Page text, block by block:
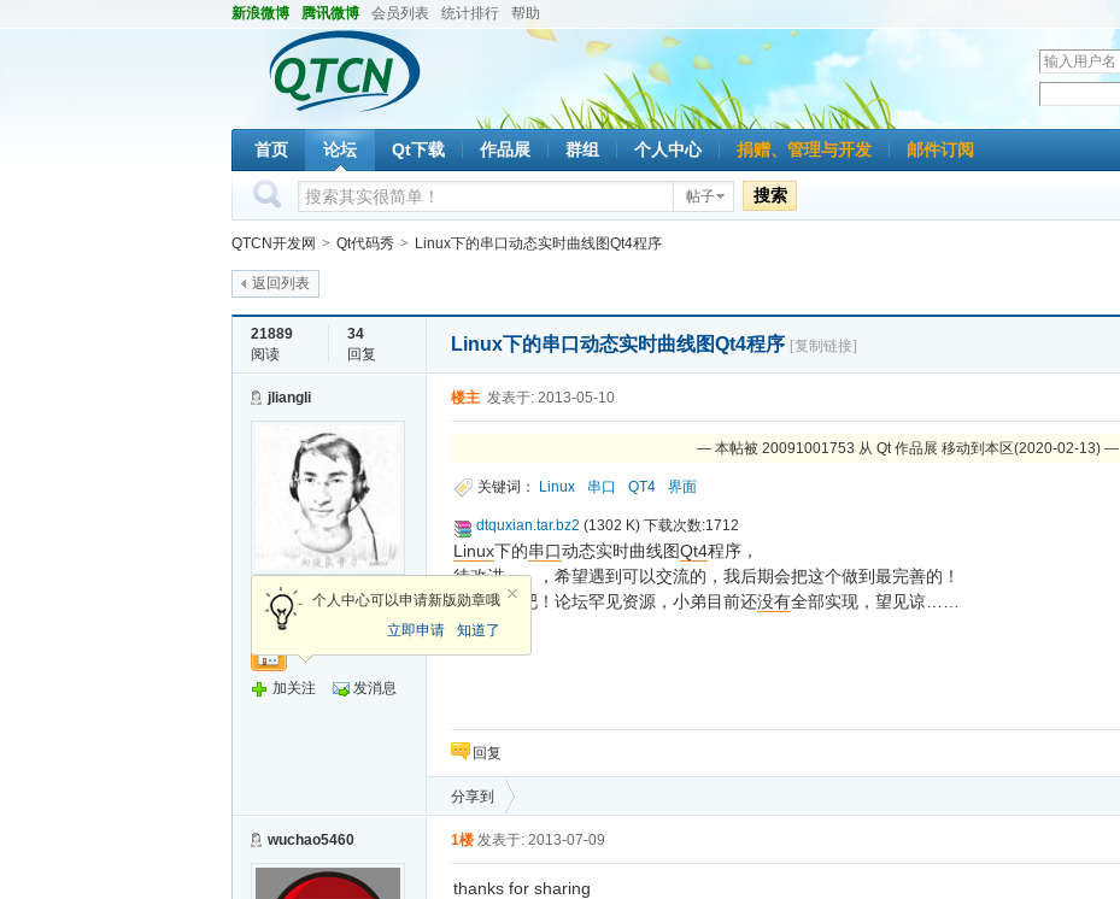
新浪微博 腾讯微博 会员列表 统计排行 帮助
用
户
名
首页 论坛 Qt下载 作品展 群组 个人中心 捐赠、管理与开发 邮件订阅
帖子 搜索
QTCN开发网 > Qt代码秀 > Linux下的串口动态实时曲线图Qt4程序
返回列表
21889
阅读
34
回复
Linux下的串口动态实时曲线图Qt4程序 [复制链接]
jliangli
新手上路
个人中心可以申请新版勋章哦
立即申请
知道了
加关注 发消息
楼主 发表于: 2013-05-10
— 本帖被 20091001753 从 Qt 作品展 移动到本区(2020-02-13) —
关键词： Linux 串口 QT4 界面
dtquxian.tar.bz2 (1302 K) 下载次数:1712
Linux下的串口动态实时曲线图Qt4程序，
待改进，，，希望遇到可以交流的，我后期会把这个做到最完善的！
看看附件吧！论坛罕见资源，小弟目前还没有全部实现，望见谅……
回复
分享到
wuchao5460 1楼 发表于: 2013-07-09
thanks for sharing